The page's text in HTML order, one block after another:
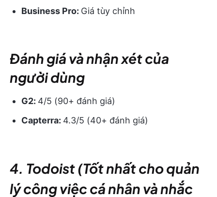
Business Pro: Giá tùy chỉnh
Đánh giá và nhận xét của
người dùng
G2: 4/5 (90+ đánh giá)
Capterra: 4.3/5 (40+ đánh giá)
4. Todoist (Tốt nhất cho quản
lý công việc cá nhân và nhắc